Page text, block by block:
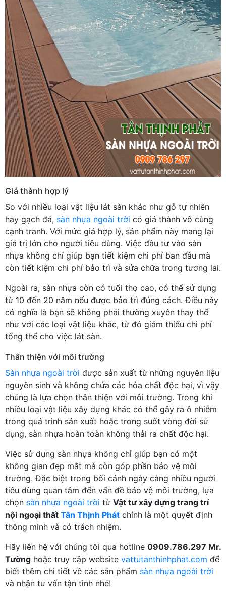
Giá thành hợp lý
So với nhiều loại vật liệu lát sàn khác như gỗ tự nhiên
hay gạch đá, sàn nhựa ngoài trời có giá thành vô cùng
cạnh tranh. Với mức giá hợp lý, sản phẩm này mang lại
giá trị lớn cho người tiêu dùng. Việc đầu tư vào sàn
nhựa không chỉ giúp bạn tiết kiệm chi phí ban đầu mà
còn tiết kiệm chi phí bảo trì và sửa chữa trong tương lai.
Ngoài ra, sàn nhựa còn có tuổi thọ cao, có thể sử dụng
từ 10 đến 20 năm nếu được bảo trì đúng cách. Điều này
có nghĩa là bạn sẽ không phải thường xuyên thay thế
như với các loại vật liệu khác, từ đó giảm thiểu chi phí
tổng thể cho việc lát sàn.
Thân thiện với môi trường
Sàn nhựa ngoài trời được sản xuất từ những nguyên liệu
nguyên sinh và không chứa các hóa chất độc hại, vì vậy
chúng là lựa chọn thân thiện với môi trường. Trong khi
nhiều loại vật liệu xây dựng khác có thể gây ra ô nhiễm
trong quá trình sản xuất hoặc trong suốt vòng đời sử
dụng, sàn nhựa hoàn toàn không thải ra chất độc hại.
Việc sử dụng sàn nhựa không chỉ giúp bạn có một
không gian đẹp mắt mà còn góp phần bảo vệ môi
trường. Đặc biệt trong bối cảnh ngày càng nhiều người
tiêu dùng quan tâm đến vấn đề bảo vệ môi trường, lựa
chọn sàn nhựa ngoài trời từ Vật tư xây dựng trang trí
nội ngoại thất Tân Thịnh Phát chính là một quyết định
thông minh và có trách nhiệm.
Hãy liên hệ với chúng tôi qua hotline 0909.786.297 Mr.
Tường hoặc truy cập website vattutanthinhphat.com để
biết thêm chi tiết về các sản phẩm sàn nhựa ngoài trời
và nhận tư vấn tận tình nhé!